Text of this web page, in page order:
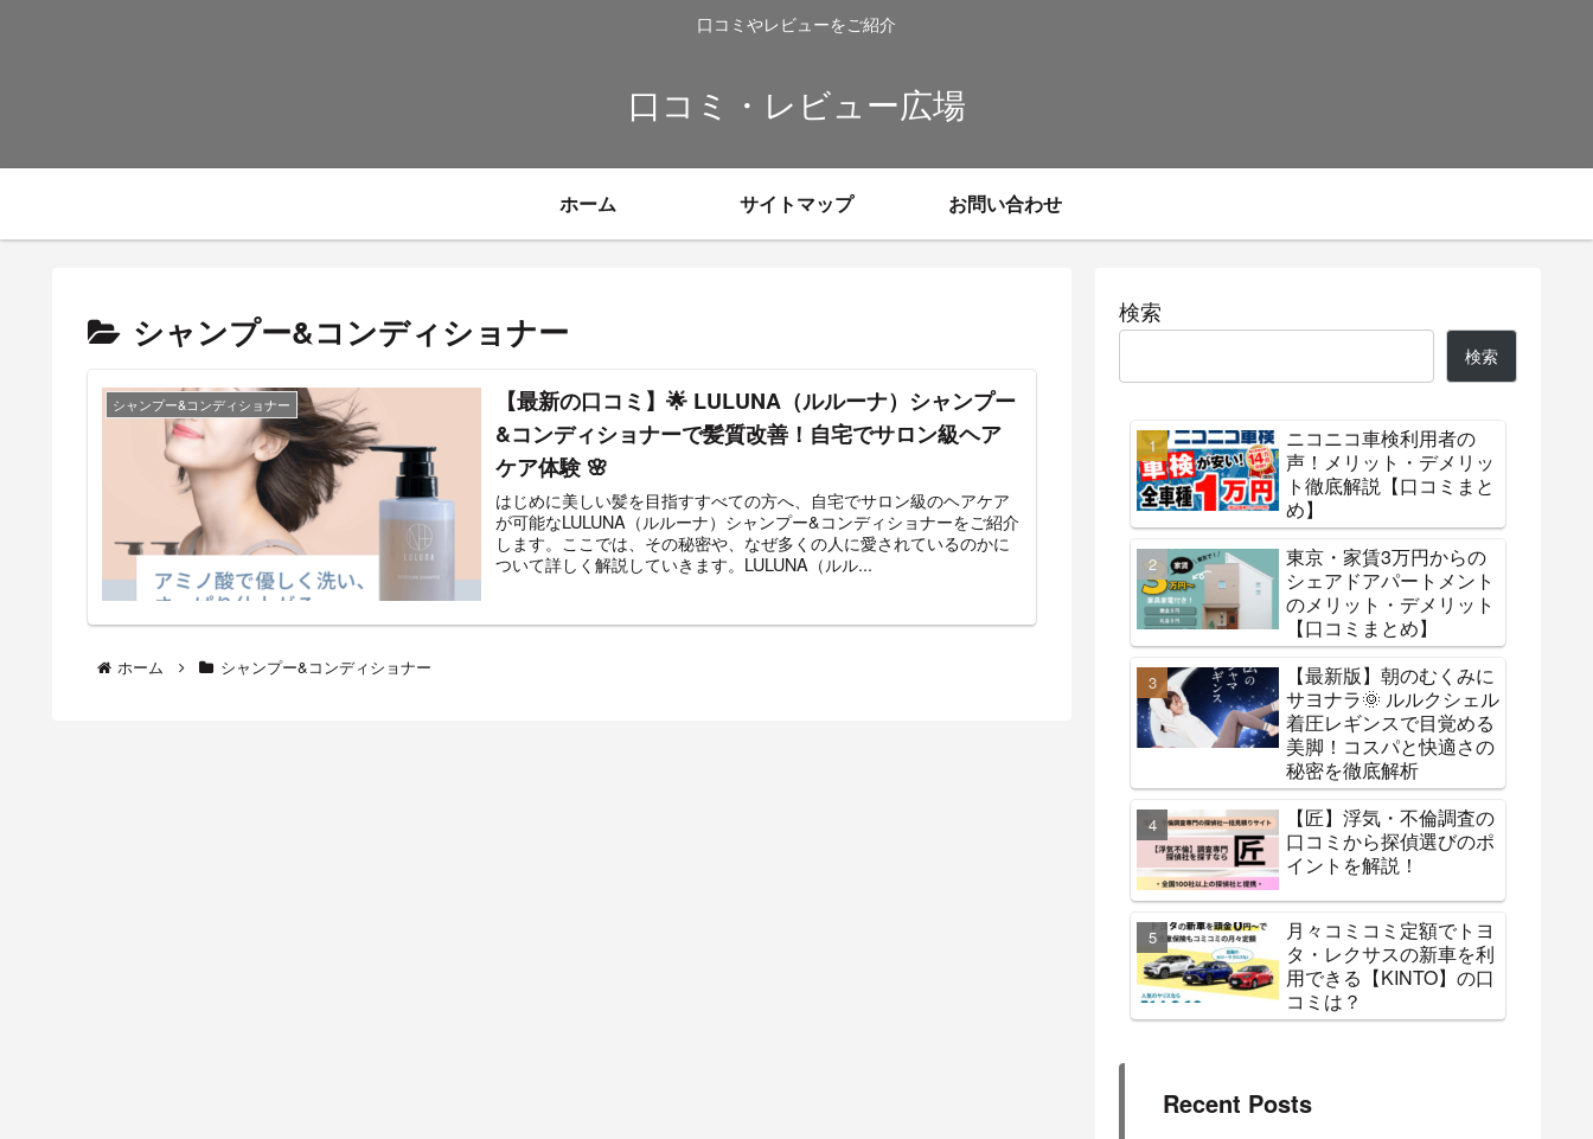
口コミやレビューをご紹介
口コミ・レビュー広場
ホーム サイトマップ お問い合わせ
シャンプー&コンディショナー
シャンプー&コンディショナー
【最新の口コミ】🌟 LULUNA（ルルーナ）シャンプー
&コンディショナーで髪質改善！自宅でサロン級ヘア
ケア体験 🌸
はじめに美しい髪を目指すすべての方へ、自宅でサロン級のヘアケア
が可能なLULUNA（ルルーナ）シャンプー&コンディショナーをご紹介
します。ここでは、その秘密や、なぜ多くの人に愛されているのかに
ついて詳しく解説していきます。LULUNA（ルル...
ホーム シャンプー&コンディショナー
検索
検索
ニコニコ車検利用者の
声！メリット・デメリッ
ト徹底解説【口コミまと
め】
東京・家賃3万円からの
シェアドアパートメント
のメリット・デメリット
【口コミまとめ】
【最新版】朝のむくみに
サヨナラ🌞 ルルクシェル
着圧レギンスで目覚める
美脚！コスパと快適さの
秘密を徹底解析
【匠】浮気・不倫調査の
口コミから探偵選びのポ
イントを解説！
月々コミコミ定額でトヨ
タ・レクサスの新車を利
用できる【KINTO】の口
コミは？
Recent Posts